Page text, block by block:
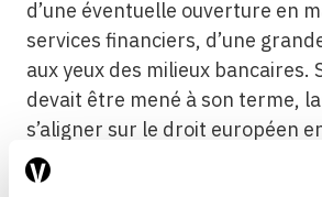
d’une éventuelle ouverture en
services financiers, d’une
aux yeux des milieux bancaires.
devait être mené à son terme,
s’aligner sur le droit européen
d’aides publiques.